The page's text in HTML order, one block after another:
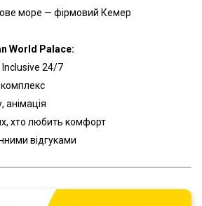
море — фірмовий Кемер
World Palace:
Inclusive 24/7
анімація
хто любить комфорт
відгуками